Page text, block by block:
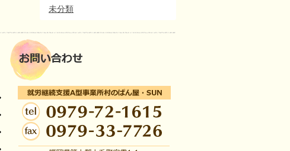
未分類